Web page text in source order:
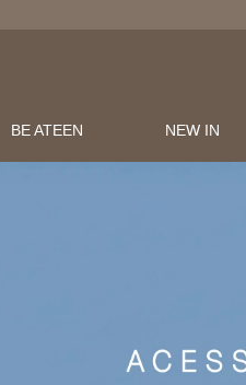
BE ATEEN NEW IN